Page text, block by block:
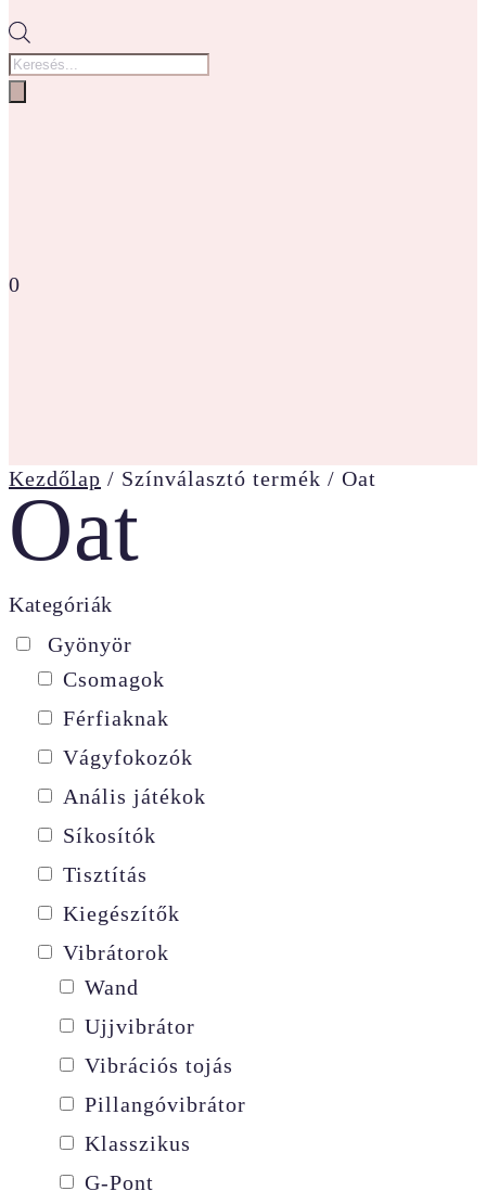
Products
search
0
Kezdőlap / Színválasztó termék / Oat
Oat
Kategóriák
Gyönyör
Csomagok
Férfiaknak
Vágyfokozók
Anális játékok
Síkosítók
Tisztítás
Kiegészítők
Vibrátorok
Wand
Ujjvibrátor
Vibrációs tojás
Pillangóvibrátor
Klasszikus
G-Pont